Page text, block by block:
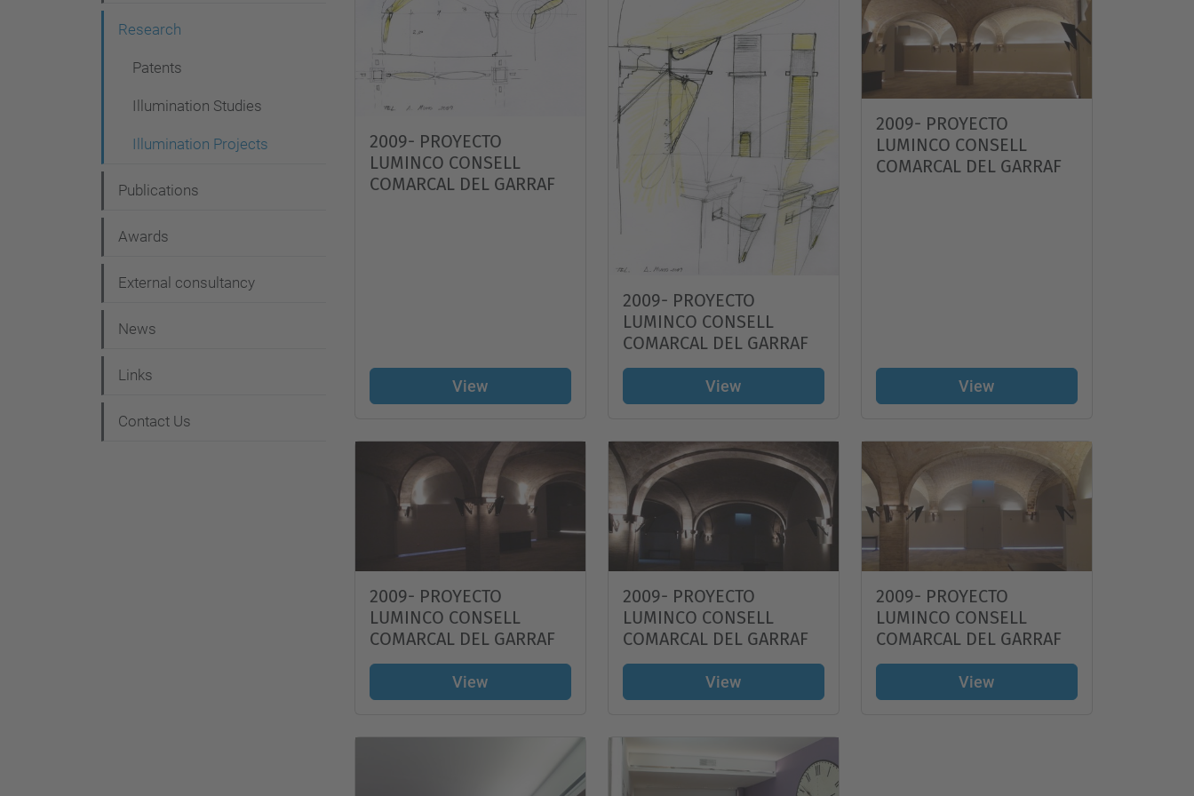
2009- PROYECTO
LUMINCO CONSELL
COMARCAL DEL GARRAF
View
2009- PROYECTO
LUMINCO CONSELL
COMARCAL DEL GARRAF
View
2009- PROYECTO
LUMINCO CONSELL
COMARCAL DEL GARRAF
View
2009- PROYECTO
LUMINCO CONSELL
COMARCAL DEL GARRAF
View
2009- PROYECTO
LUMINCO CONSELL
COMARCAL DEL GARRAF
View
2009- PROYECTO
LUMINCO CONSELL
COMARCAL DEL GARRAF
View
g
n
Research
Patents
Illumination Studies
Illumination Projects
Publications
Awards
External consultancy
News
Links
Contact Us